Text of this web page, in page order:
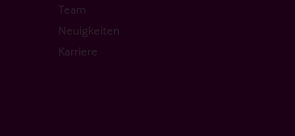
Team
Neuigkeiten
Karriere